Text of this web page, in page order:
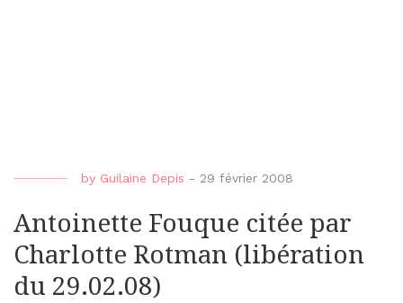
by Guilaine Depis - 29 février 2008
Antoinette Fouque citée par
Charlotte Rotman (libération
du 29.02.08)